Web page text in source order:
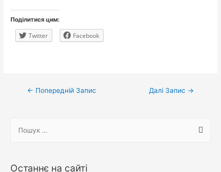
Поділитися цим:
Twitter Facebook
Навігація
← Попередній Запис Далі Запис →
у
Останнє на сайті